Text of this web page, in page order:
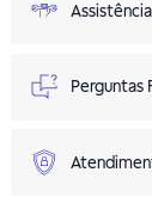
Perguntas